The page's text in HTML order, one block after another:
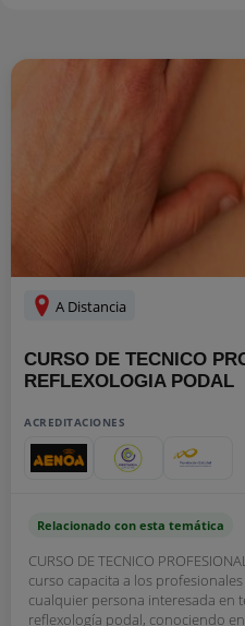
A Distancia
CURSO DE TECNICO
REFLEXOLOGIA PODAL
ACREDITACIONES
Relacionado con esta temática
CURSO DE TECNICO
curso capacita a los
cualquier persona interesada en
reflexología podal, conociendo